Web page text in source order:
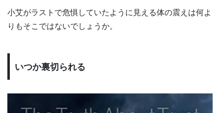
小艾がラストで危惧していたように見える体の震えは何よ
りもそこではないでしょうか。
いつか裏切られる